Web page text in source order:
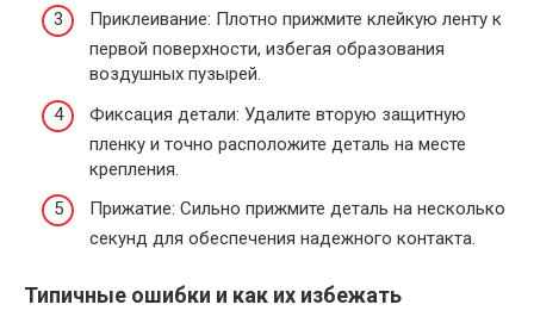
Приклеивание: Плотно прижмите клейкую ленту к
первой поверхности, избегая образования
воздушных пузырей.
Фиксация детали: Удалите вторую защитную
пленку и точно расположите деталь на месте
крепления.
Прижатие: Сильно прижмите деталь на несколько
секунд для обеспечения надежного контакта.
Типичные ошибки и как их избежать